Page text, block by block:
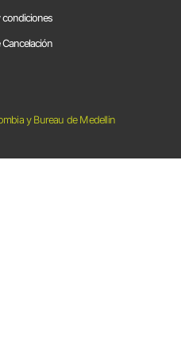
condiciones
Cancelación
y Bureau de Medellin